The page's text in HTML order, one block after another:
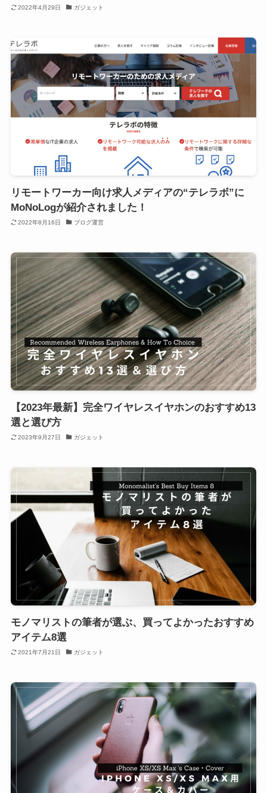
2022年4月29日 ガジェット
リモートワーカー向け求人メディアの“テレラボ”に
MoNoLogが紹介されました！
2022年8月16日 ブログ運営
【2023年最新】完全ワイヤレスイヤホンのおすすめ13
選と選び方
2023年9月27日 ガジェット
モノマリストの筆者が選ぶ、買ってよかったおすすめ
アイテム8選
2021年7月21日 ガジェット